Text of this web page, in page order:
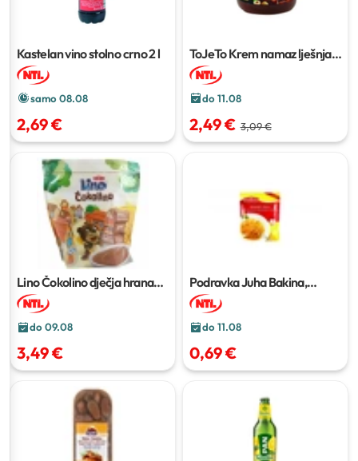
Kastelan vino stolno crno2 l
samo 08.08
2,69 €
ToJeTo Krem namaz lješnjak
400 g
do 11.08
2,49 € 3,09 €
Lino Čokolino dječja hrana
500 g
do 09.08
3,49 €
Podravka Juha Bakina,
Domaća
do 11.08
0,69 €